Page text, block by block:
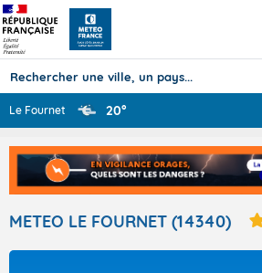
Prévisions
TOUS LES RÉSULTATS
Articles
Le Fournet 20°
METEO LE FOURNET (14340)